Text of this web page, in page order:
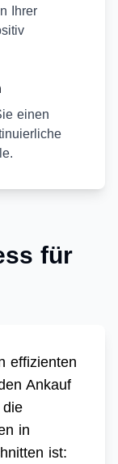
Ihrer
einen
für
effizienten
Ankauf
die
in
ist: